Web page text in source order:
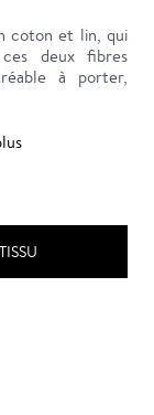
coton et lin, qui
deux fibres
à porter,